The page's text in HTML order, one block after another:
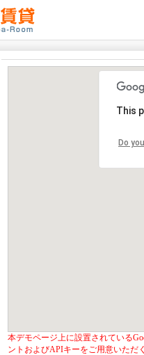
This
Do
本デモページ上に設置されている
ントおよびAPIキーをご用意いただ